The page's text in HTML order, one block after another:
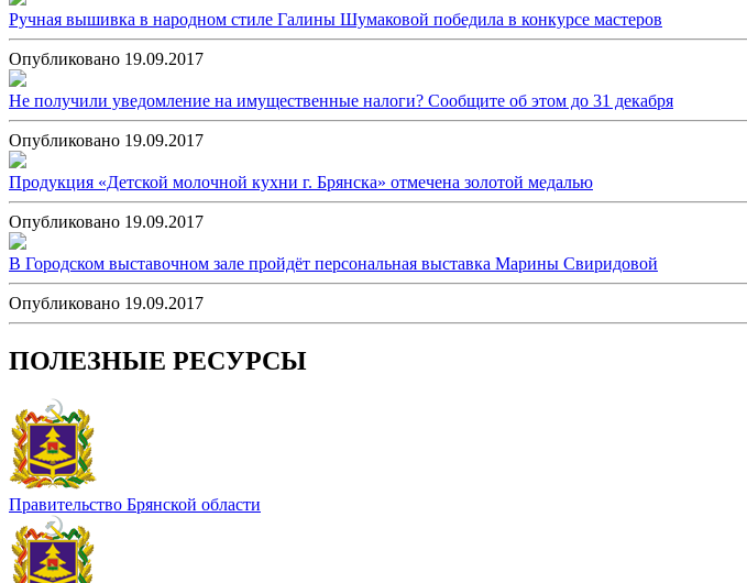
Ручная вышивка в народном стиле Галины Шумаковой победила в конкурсе мастеров
Опубликовано 19.09.2017
Не получили уведомление на имущественные налоги? Сообщите об этом до 31 декабря
Опубликовано 19.09.2017
Продукция «Детской молочной кухни г. Брянска» отмечена золотой медалью
Опубликовано 19.09.2017
В Городском выставочном зале пройдёт персональная выставка Марины Свиридовой
Опубликовано 19.09.2017
ПОЛЕЗНЫЕ РЕСУРСЫ
Правительство Брянской области